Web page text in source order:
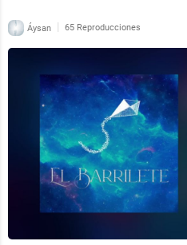
Áysan | 65 Reproducciones